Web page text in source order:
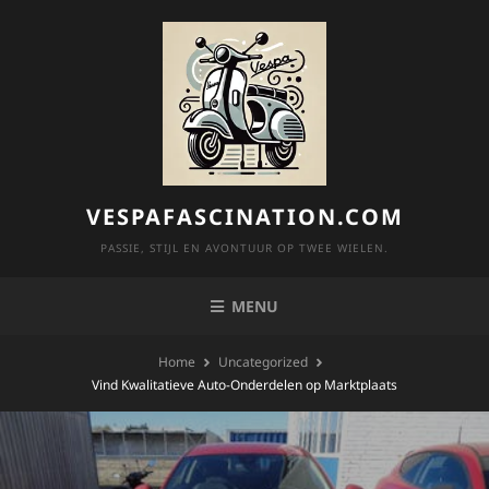
VESPAFASCINATION.COM
PASSIE, STIJL EN AVONTUUR OP TWEE WIELEN.
MENU
Home
Uncategorized
Vind Kwalitatieve Auto-Onderdelen op Marktplaats